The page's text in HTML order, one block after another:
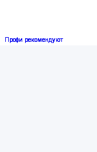
Профи рекомендуют
Профи рекомендуют
Профи рекомендуют
Профи рекомендуют